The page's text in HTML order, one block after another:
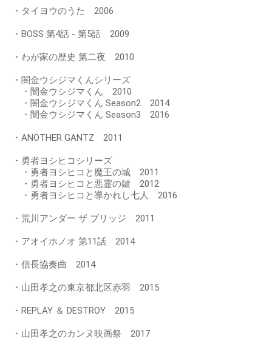
・タイヨウのうた 2006
・BOSS 第4話 - 第5話 2009
・わが家の歴史 第二夜 2010
・闇金ウシジマくんシリーズ
・闇金ウシジマくん 2010
・闇金ウシジマくん Season2 2014
・闇金ウシジマくん Season3 2016
・ANOTHER GANTZ 2011
・勇者ヨシヒコシリーズ
・勇者ヨシヒコと魔王の城 2011
・勇者ヨシヒコと悪霊の鍵 2012
・勇者ヨシヒコと導かれし七人 2016
・荒川アンダー ザ ブリッジ 2011
・アオイホノオ 第11話 2014
・信長協奏曲 2014
・山田孝之の東京都北区赤羽 2015
・REPLAY ＆ DESTROY 2015
・山田孝之のカンヌ映画祭 2017